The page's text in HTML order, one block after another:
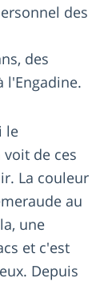
des
des
l'Engadine.
le
de ces
La couleur
au
une
et c'est
Depuis